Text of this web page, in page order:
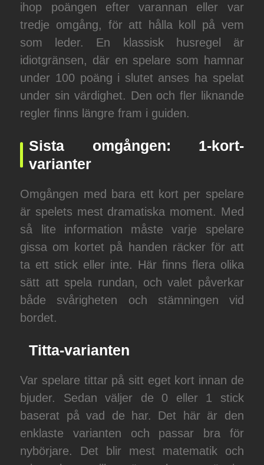
ihop poängen efter varannan eller var
tredje omgång, för att hålla koll på vem
som leder. En klassisk husregel är
idiotgränsen, där en spelare som hamnar
under 100 poäng i slutet anses ha spelat
under sin värdighet. Den och fler liknande
regler finns längre fram i guiden.
Sista omgången: 1-kort-
varianter
Omgången med bara ett kort per spelare
är spelets mest dramatiska moment. Med
så lite information måste varje spelare
gissa om kortet på handen räcker för att
ta ett stick eller inte. Här finns flera olika
sätt att spela rundan, och valet påverkar
både svårigheten och stämningen vid
bordet.
Titta-varianten
Var spelare tittar på sitt eget kort innan de
bjuder. Sedan väljer de 0 eller 1 stick
baserat på vad de har. Det här är den
enklaste varianten och passar bra för
nybörjare. Det blir mest matematik och